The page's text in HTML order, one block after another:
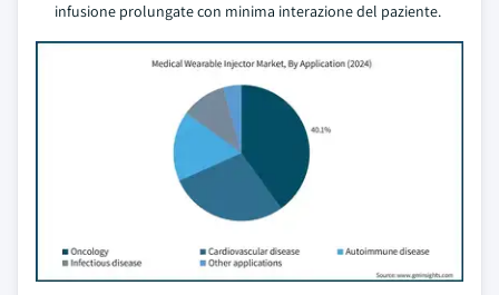
infusione prolungate con minima interazione del paziente.